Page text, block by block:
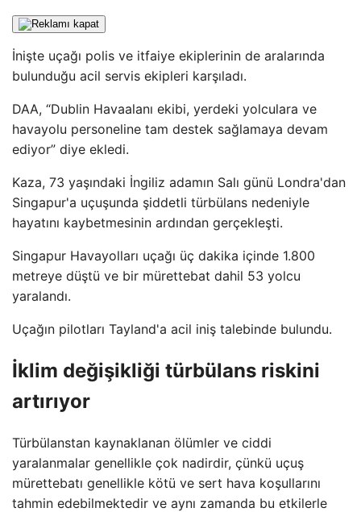
İnişte uçağı polis ve itfaiye ekiplerinin de aralarında
bulunduğu acil servis ekipleri karşıladı.
DAA, “Dublin Havaalanı ekibi, yerdeki yolculara ve
havayolu personeline tam destek sağlamaya devam
ediyor” diye ekledi.
Kaza, 73 yaşındaki İngiliz adamın Salı günü Londra'dan
Singapur'a uçuşunda şiddetli türbülans nedeniyle
hayatını kaybetmesinin ardından gerçekleşti.
Singapur Havayolları uçağı üç dakika içinde 1.800
metreye düştü ve bir mürettebat dahil 53 yolcu
yaralandı.
Uçağın pilotları Tayland'a acil iniş talebinde bulundu.
İklim değişikliği türbülans riskini
artırıyor
Türbülanstan kaynaklanan ölümler ve ciddi
yaralanmalar genellikle çok nadirdir, çünkü uçuş
mürettebatı genellikle kötü ve sert hava koşullarını
tahmin edebilmektedir ve aynı zamanda bu etkilerle